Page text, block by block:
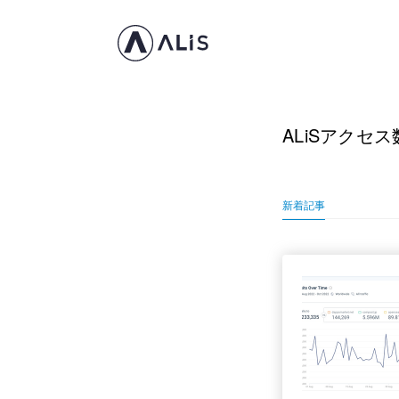
ALiSアクセス
新着記事